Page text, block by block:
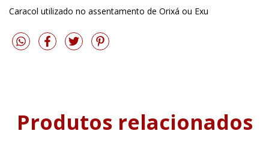
Caracol utilizado no assentamento de Orixá ou Exu
Produtos relacionados